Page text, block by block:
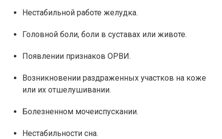
Нестабильной работе желудка.
Головной боли, боли в суставах или животе.
Появлении признаков ОРВИ.
Возникновении раздраженных участков на коже
или их отшелушивании.
Болезненном мочеиспускании.
Нестабильности сна.